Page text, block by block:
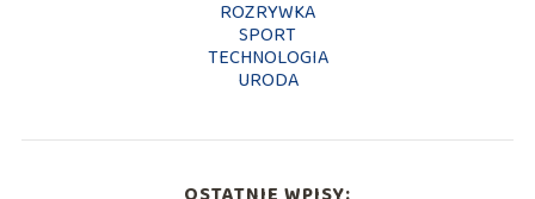
ROZRYWKA
SPORT
TECHNOLOGIA
URODA